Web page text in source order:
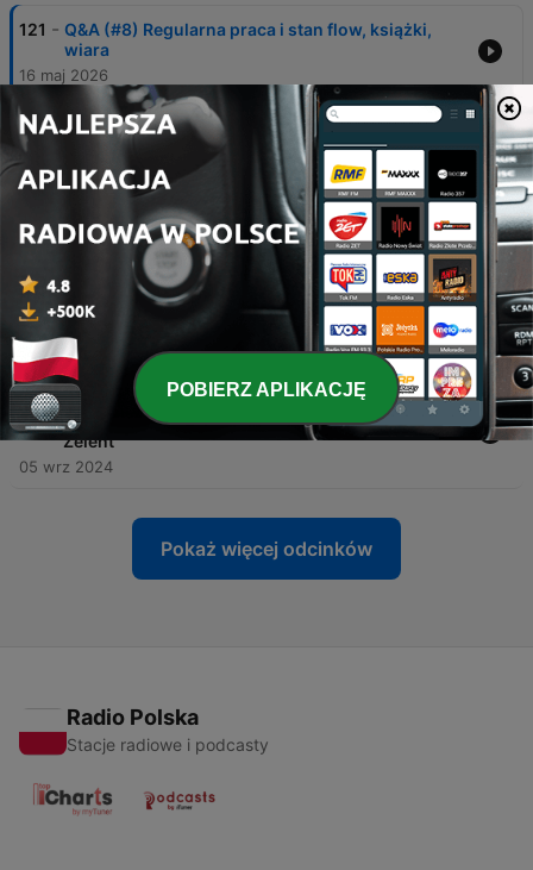
121 - Q&A (#8) Regularna praca i stan flow, książki,
wiara
16 maj 2026
120 - Kod produktywności (#1) Tożsamość i układ
nerwowy: opór wobec zmian
11 lut 2026
Kod produktywności (#0) Logiczne spojrzenie na
efektywną pracę. Wstęp do serii
118 - Offline kontra AI. Gdzie znaleźć inspirację w
cyfrowym świecie? D.Olkowski, M.Zelent
04 wrz 2025
117 - Cyfrowe uzależnienia, dyscyplina, działanie,
nawyki. Rozmowa Daniel Olkowski i Mirosław
Zelent
05 wrz 2024
Pokaż więcej odcinków
Radio Polska
Stacje radiowe i podcasty
POBIERZ APLIKACJĘ